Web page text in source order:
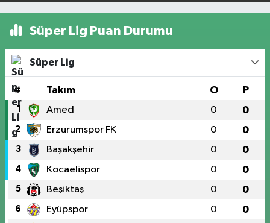
Süper Lig Puan Durumu
Süper Lig
# Takım O P
1 Amed 0 0
2 Erzurumspor FK 0 0
3 Başakşehir 0 0
4 Kocaelispor 0 0
5 Beşiktaş 0 0
6 Eyüpspor 0 0